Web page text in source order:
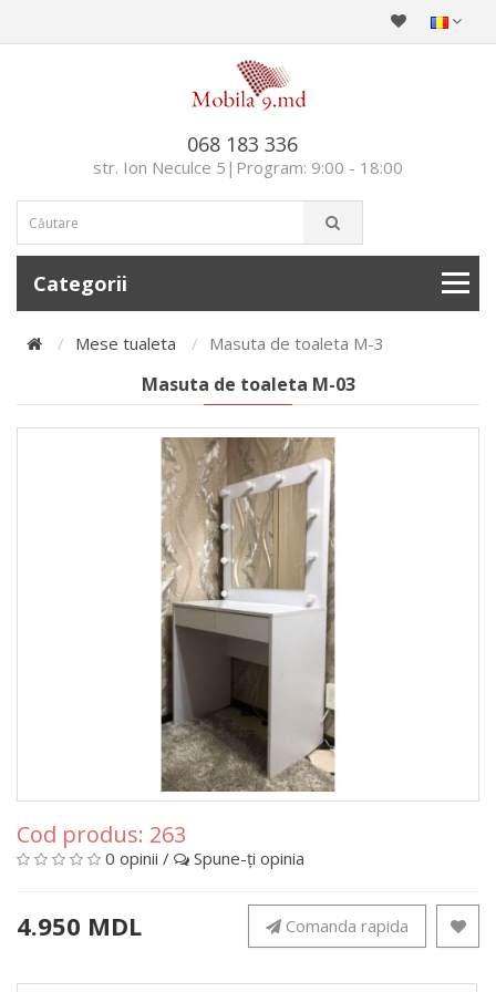
068 183 336
str. Ion Neculce 5|Program: 9:00 - 18:00
Categorii
Mese tualeta Masuta de toaleta М-3
Masuta de toaleta М-03
Cod produs: 263
0 opinii / Spune-ţi opinia
4.950 MDL Comanda rapida